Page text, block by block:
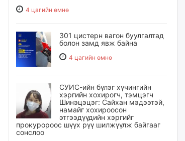
4 цагийн өмнө
301 цистерн вагон буулгалтад
болон замд явж байна
4 цагийн өмнө
СУИС-ийн бүлэг хүчингийн
хэргийн хохирогч, тэмцэгч
Шинэцэцэг: Сайхан мэдээтэй,
намайг хохироосон
этгээдүүдийн хэргийг
прокуророос шүүх рүү шилжүүлж байгааг
сонслоо